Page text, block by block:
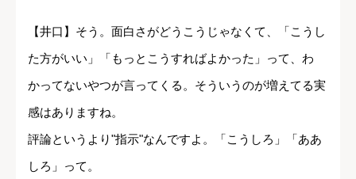
【井口】そう。面白さがどうこうじゃなくて、「こうし
た方がいい」「もっとこうすればよかった」って、わ
かってないやつが言ってくる。そういうのが増えてる実
感はありますね。
評論というより"指示"なんですよ。「こうしろ」「ああ
しろ」って。